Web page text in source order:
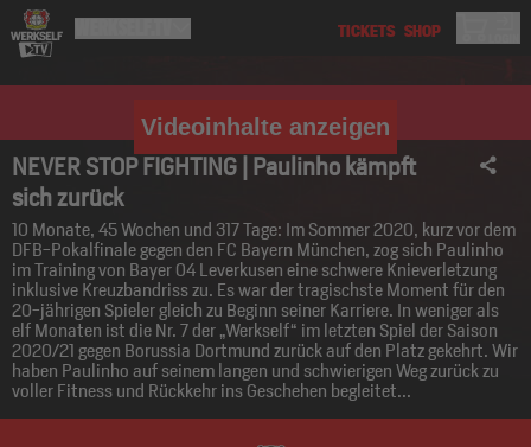
Videoinhalte anzeigen
NEVER STOP FIGHTING | Paulinho kämpft
sich zurück
10 Monate, 45 Wochen und 317 Tage: Im Sommer 2020, kurz vor dem
DFB-Pokalfinale gegen den FC Bayern München, zog sich Paulinho
im Training von Bayer 04 Leverkusen eine schwere Knieverletzung
inklusive Kreuzbandriss zu. Es war der tragischste Moment für den
20-jährigen Spieler gleich zu Beginn seiner Karriere. In weniger als
elf Monaten ist die Nr. 7 der „Werkself“ im letzten Spiel der Saison
2020/21 gegen Borussia Dortmund zurück auf den Platz gekehrt. Wir
haben Paulinho auf seinem langen und schwierigen Weg zurück zu
voller Fitness und Rückkehr ins Geschehen begleitet...